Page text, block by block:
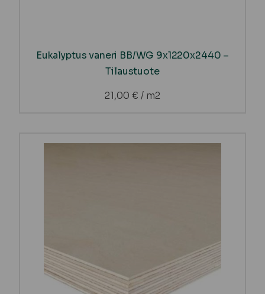
Eukalyptus vaneri BB/WG 9x1220x2440 –
Tilaustuote
21,00 € / m2